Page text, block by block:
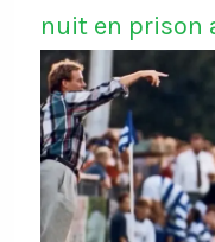
nuit en prison